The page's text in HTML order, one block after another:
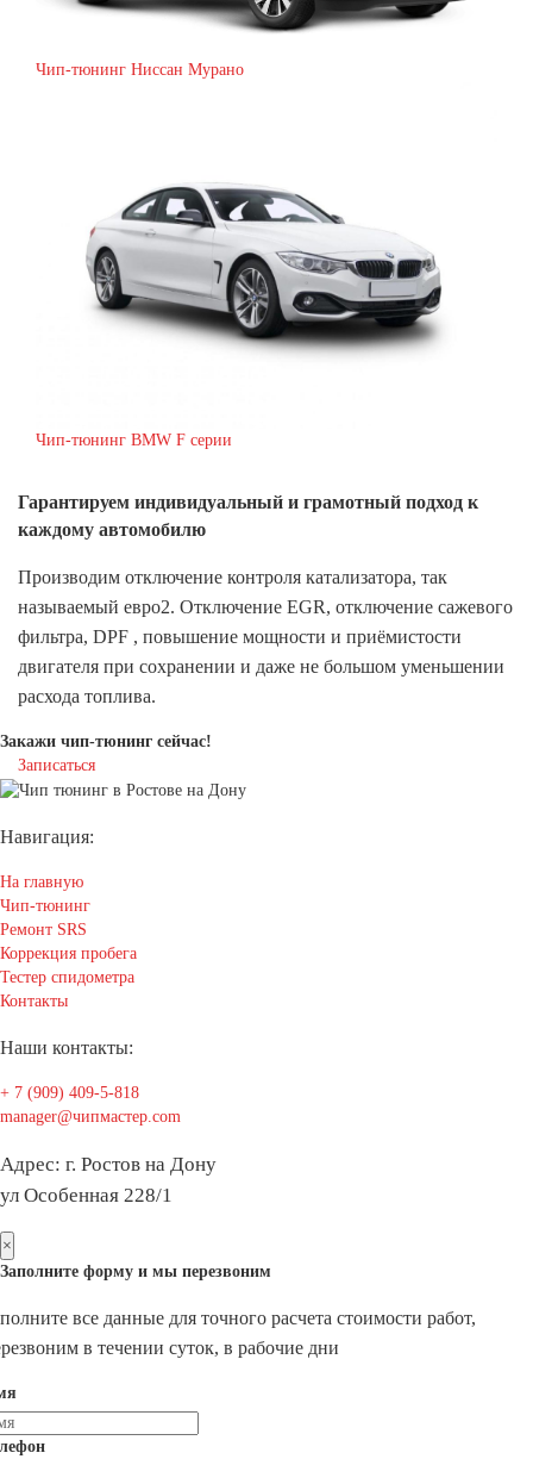
Чип-тюнинг Ниссан Мурано
Чип-тюнинг BMW F серии
Гарантируем индивидуальный и грамотный подход к
каждому автомобилю
Производим отключение контроля катализатора, так
называемый евро2. Отключение EGR, отключение сажевого
фильтра, DPF , повышение мощности и приёмистости
двигателя при сохранении и даже не большом уменьшении
расхода топлива.
Закажи чип-тюнинг сейчас!
Записаться
Навигация:
На главную
Чип-тюнинг
Ремонт SRS
Коррекция пробега
Тестер спидометра
Контакты
Наши контакты:
+ 7 (909) 409-5-818
manager@чипмастер.com
Адрес: г. Ростов на Дону
ул Особенная 228/1
×
Заполните форму и мы перезвоним
все данные для точного расчета стоимости работ,
в течении суток, в рабочие дни